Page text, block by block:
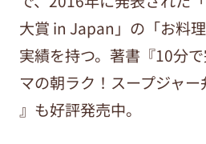
大賞 in Japan」の「お料
実績を持つ。著書『10分
マの朝ラク！スープジャ
』も好評発売中。